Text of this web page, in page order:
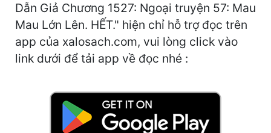
Dị Năng
Gia Đấu
Góc Nhìn Nam
Dẫn Giả Chương 1527: Ngoại truyện 57: Mau
Mau Lớn Lên. HẾT." hiện chỉ hỗ trợ đọc trên
app của xalosach.com, vui lòng click vào
link dưới để tải app về đọc nhé :